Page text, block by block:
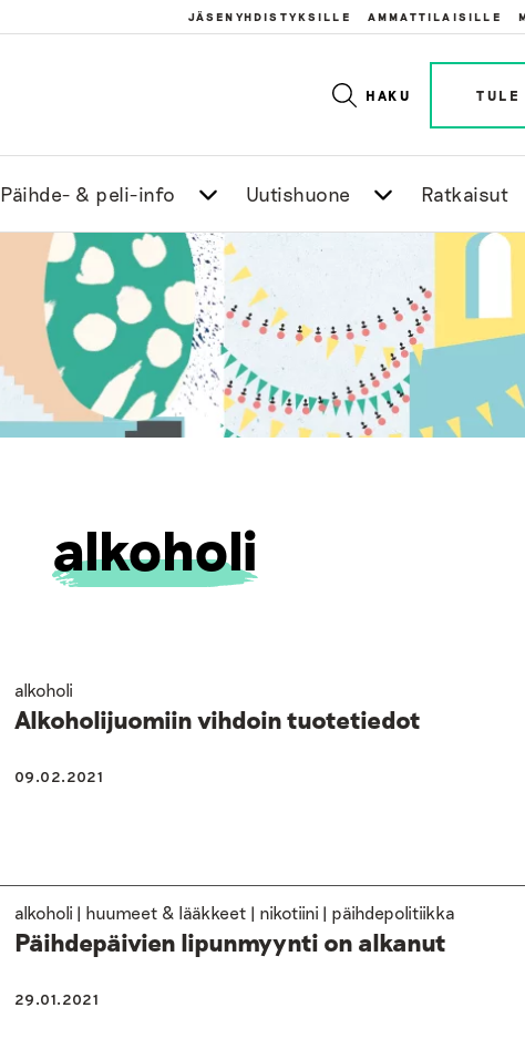
JÄSENYHDISTYKSILLE AMMATTILAISILLE
HAKU TULE
Päihde- & peli-info Uutishuone Ratkaisut
alkoholi
alkoholi
Alkoholijuomiin vihdoin tuotetiedot
09.02.2021
alkoholi | huumeet & lääkkeet | nikotiini | päihdepolitiikka
Päihdepäivien lipunmyynti on alkanut
29.01.2021